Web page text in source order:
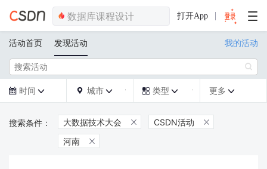
打开App
活动首页 发现活动 我的活动

 时间   城市   类型  更多 
大数据技术大会  CSDN活动 
河南 